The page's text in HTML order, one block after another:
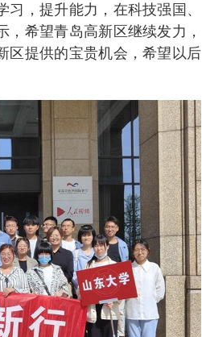
，提升能力，在科技强国、
希望青岛高新区继续发力，
区提供的宝贵机会，希望以后